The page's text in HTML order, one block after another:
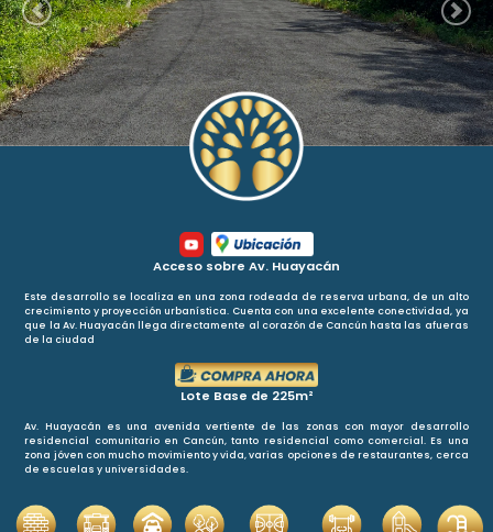
Anterior
Acceso sobre Av. Huayacán
Este desarrollo se localiza en una zona rodeada de reserva urbana, de un alto
crecimiento y proyección urbanística. Cuenta con una excelente conectividad, ya
que la Av. Huayacán llega directamente al corazón de Cancún hasta las afueras
de la ciudad
Lote Base de 225m²
Av. Huayacán es una avenida vertiente de las zonas con mayor desarrollo
residencial comunitario en Cancún, tanto residencial como comercial. Es una
zona jóven con mucho movimiento y vida, varias opciones de restaurantes, cerca
de escuelas y universidades.